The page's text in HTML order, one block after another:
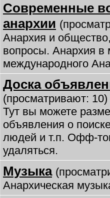
Современные
анархии
Анархия и
вопросы. Анархия в
международного
Доска
(просматривают: 10)
Тут вы можете
объявления о
людей и т.п. Офф-
удаляться.
Музыка
Анархическая